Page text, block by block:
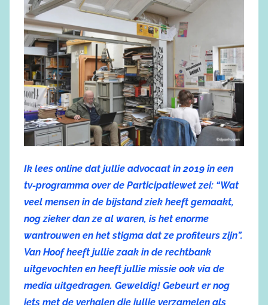
Ik lees online dat jullie advocaat in 2019 in een
tv-programma over de Participatiewet zei: “Wat
veel mensen in de bijstand ziek heeft gemaakt,
nog zieker dan ze al waren, is het enorme
wantrouwen en het stigma dat ze profiteurs zijn”.
Van Hoof heeft jullie zaak in de rechtbank
uitgevochten en heeft jullie missie ook via de
media uitgedragen. Geweldig! Gebeurt er nog
iets met de verhalen die jullie verzamelen als